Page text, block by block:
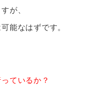
が、
能なはずです。
ているか？